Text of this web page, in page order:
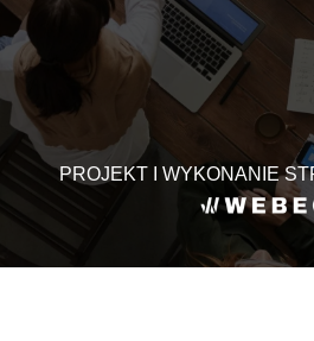
PROJEKT I WYKONANIE